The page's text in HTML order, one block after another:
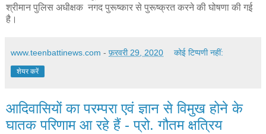
श्रीमान पुलिस अधीक्षक नगद पुरूष्कार से पुरूष्क्रत करने की घोषणा की गई
है।
www.teenbattinews.com - फ़रवरी 29, 2020 कोई टिप्पणी नहीं:
शेयर करें
आदिवासियों का परम्परा एवं ज्ञान से विमुख होने के
घातक परिणाम आ रहे हैं - प्रो. गौतम क्षत्रिय